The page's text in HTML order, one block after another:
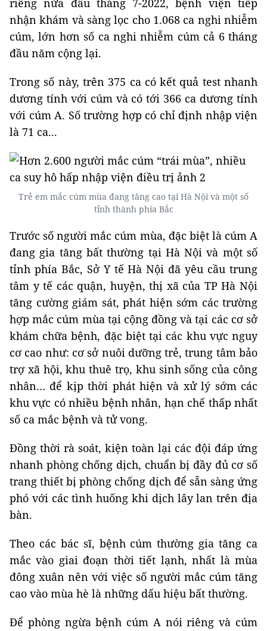
riêng nửa đầu tháng 7-2022, bệnh viện tiếp
nhận khám và sàng lọc cho 1.068 ca nghi nhiễm
cúm, lớn hơn số ca nghi nhiễm cúm cả 6 tháng
đầu năm cộng lại.
Trong số này, trên 375 ca có kết quả test nhanh
dương tính với cúm và có tới 366 ca dương tính
với cúm A. Số trường hợp có chỉ định nhập viện
là 71 ca...
Trẻ em mắc cúm mùa đang tăng cao tại Hà Nội và một số
tỉnh thành phía Bắc
Trước số người mắc cúm mùa, đặc biệt là cúm A
đang gia tăng bất thường tại Hà Nội và một số
tỉnh phía Bắc, Sở Y tế Hà Nội đã yêu cầu trung
tâm y tế các quận, huyện, thị xã của TP Hà Nội
tăng cường giám sát, phát hiện sớm các trường
hợp mắc cúm mùa tại cộng đồng và tại các cơ sở
khám chữa bệnh, đặc biệt tại các khu vực nguy
cơ cao như: cơ sở nuôi dưỡng trẻ, trung tâm bảo
trợ xã hội, khu thuê trọ, khu sinh sống của công
nhân… để kịp thời phát hiện và xử lý sớm các
khu vực có nhiều bệnh nhân, hạn chế thấp nhất
số ca mắc bệnh và tử vong.
Đồng thời rà soát, kiện toàn lại các đội đáp ứng
nhanh phòng chống dịch, chuẩn bị đầy đủ cơ số
trang thiết bị phòng chống dịch để sẵn sàng ứng
phó với các tình huống khi dịch lây lan trên địa
bàn.
Theo các bác sĩ, bệnh cúm thường gia tăng ca
mắc vào giai đoạn thời tiết lạnh, nhất là mùa
đông xuân nên với việc số người mắc cúm tăng
cao vào mùa hè là những dấu hiệu bất thường.
Để phòng ngừa bệnh cúm A nói riêng và cúm